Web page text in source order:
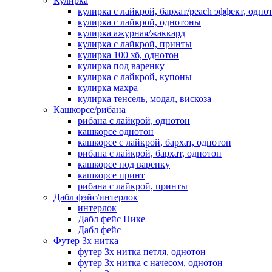
кулирка с лайкрой, бархат/peach эффект,
кулирка с лайкрой, однотоны
кулирка ажурная/жаккард
кулирка с лайкрой, принты
кулирка 100 хб, однотон
кулирка под варенку
кулирка с лайкрой, купоны
кулирка махра
кулирка тенсель, модал, вискоза
Кашкорсе/рибана
рибана с лайкрой, однотон
кашкорсе однотон
кашкорсе с лайкрой, бархат, однотон
рибана с лайкрой, бархат, однотон
кашкорсе под варенку
кашкорсе принт
рибана с лайкрой, принты
Дабл фэйс/интерлок
интерлок
Дабл фейс Пике
Дабл фейс
Футер 3х нитка
футер 3х нитка петля, однотон
футер 3х нитка с начесом, однотон